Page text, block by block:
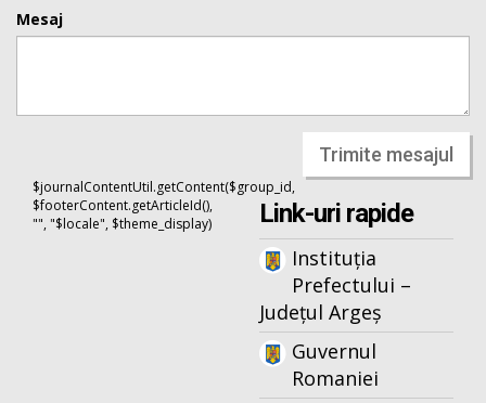
Mesaj
Trimite mesajul
$journalContentUtil.getContent($group_id,
$footerContent.getArticleId(),
"", "$locale", $theme_display)
Link-uri rapide
Instituția
Prefectului –
Județul Argeș
Guvernul
Romaniei